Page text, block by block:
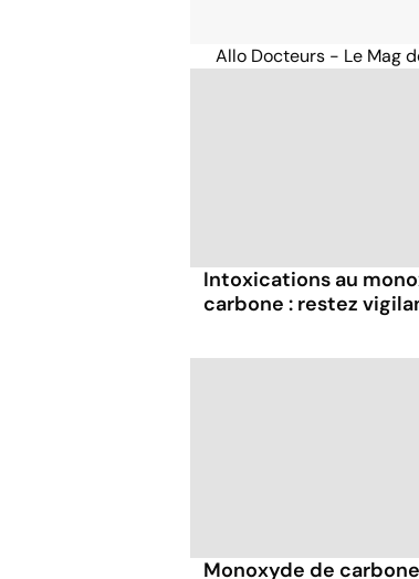
Allo Docteurs - Le Mag
Intoxications au
carbone : restez
Monoxyde de